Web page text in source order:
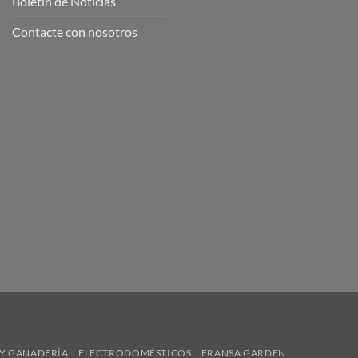
Contacte con nosotros
GANADERÍA ELECTRODOMÉSTICOS FRANSA GARDEN